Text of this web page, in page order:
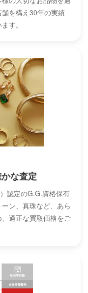
を構え30年の実績
す。
な査定
認定のG.G.資格保有
ン、真珠など、あら
適正な買取価格をご